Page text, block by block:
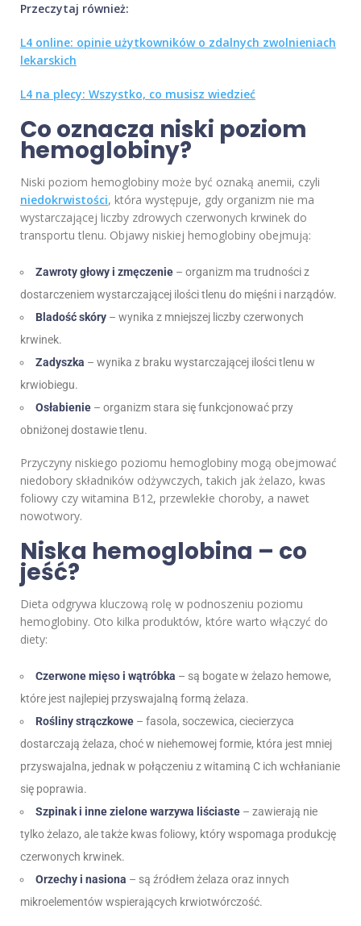
Przeczytaj również:
L4 online: opinie użytkowników o zdalnych zwolnieniach
lekarskich
L4 na plecy: Wszystko, co musisz wiedzieć
Co oznacza niski poziom
hemoglobiny?
Niski poziom hemoglobiny może być oznaką anemii, czyli
niedokrwistości, która występuje, gdy organizm nie ma
wystarczającej liczby zdrowych czerwonych krwinek do
transportu tlenu. Objawy niskiej hemoglobiny obejmują:
Zawroty głowy i zmęczenie – organizm ma trudności z
dostarczeniem wystarczającej ilości tlenu do mięśni i narządów.
Bladość skóry – wynika z mniejszej liczby czerwonych
krwinek.
Zadyszka – wynika z braku wystarczającej ilości tlenu w
krwiobiegu.
Osłabienie – organizm stara się funkcjonować przy
obniżonej dostawie tlenu.
Przyczyny niskiego poziomu hemoglobiny mogą obejmować
niedobory składników odżywczych, takich jak żelazo, kwas
foliowy czy witamina B12, przewlekłe choroby, a nawet
nowotwory.
Niska hemoglobina – co
jeść?
Dieta odgrywa kluczową rolę w podnoszeniu poziomu
hemoglobiny. Oto kilka produktów, które warto włączyć do
diety:
Czerwone mięso i wątróbka – są bogate w żelazo hemowe,
które jest najlepiej przyswajalną formą żelaza.
Rośliny strączkowe – fasola, soczewica, ciecierzyca
dostarczają żelaza, choć w niehemowej formie, która jest mniej
przyswajalna, jednak w połączeniu z witaminą C ich wchłanianie
się poprawia.
Szpinak i inne zielone warzywa liściaste – zawierają nie
tylko żelazo, ale także kwas foliowy, który wspomaga produkcję
czerwonych krwinek.
Orzechy i nasiona – są źródłem żelaza oraz innych
mikroelementów wspierających krwiotwórczość.